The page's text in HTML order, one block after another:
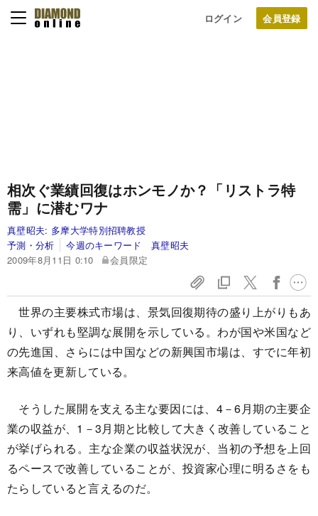
ログイン
相次ぐ業績回復はホンモノか？ 「リストラ特
需」に潜むワナ
真壁昭夫: 多摩大学特別招聘教授
予測・分析
今週のキーワード 真壁昭夫
2009年8月11日 0:10
会員限定
世界の主要株式市場は、景気回復期待の盛り上がりもあ
り、いずれも堅調な展開を示している。わが国や米国など
の先進国、さらには中国などの新興国市場は、すでに年初
来高値を更新している。
そうした展開を支える主な要因には、4－6月期の主要企
業の収益が、1－3月期と比較して大きく改善していること
が挙げられる。主な企業の収益状況が、当初の予想を上回
るペースで改善していることが、投資家心理に明るさをも
たらしていると言えるのだ。